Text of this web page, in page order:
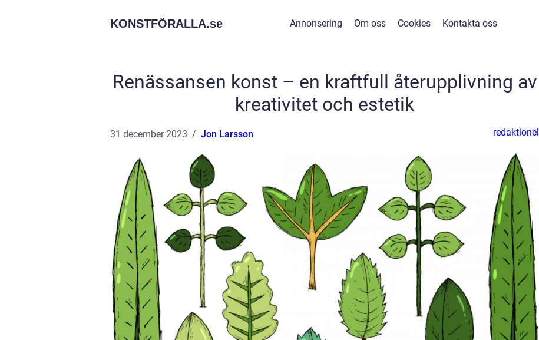
KONSTFÖRALLA.se Annonsering Om oss Cookies Kontakta oss
Renässansen konst – en kraftfull återupplivning av
kreativitet och estetik
31 december 2023 Jon Larsson redaktionel